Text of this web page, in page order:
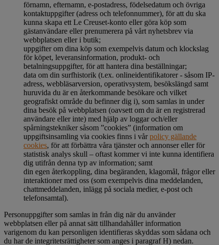
förnamn, efternamn, e-postadress, födelsedatum och övriga
kontaktuppgifter (adress och telefonnummer), för att du ska
kunna skapa ett Le Creuset-konto eller göra köp som
gästanvändare eller prenumerera på vårt nyhetsbrev via
webbplatsen eller i butik;
uppgifter om dina köp som exempelvis datum och klockslag
för köpet, leveransinformation, produkt- och
betalningsuppgifter, för att hantera dina beställningar;
data om din surfhistorik (t.ex. onlineidentifikatorer - såsom IP-
adress, webbläsarversion, operativsystem, besökslängd samt
huruvida du är en återkommande besökare och vilket
geografiskt område du befinner dig i), som samlas in under
dina besök på webbplatsen (oavsett om du är en registrerad
användare eller inte) med hjälp av loggar och/eller
spårningstekniker såsom ”cookies” (information om
uppgiftsinsamling via cookies finns i vårpolicy gällande
cookies, för att förbättra våra tjänster och annonser eller för
statistisk analys skull – oftast kommer vi inte kunna identifiera
dig utifrån denna typ av information; samt
din egen återkoppling, dina begäranden, klagomål, frågor eller
interaktioner med oss (som exempelvis dina meddelanden,
chattmeddelanden, inlägg på sociala medier, e-post och
telefonsamtal).
Personuppgifter som samlas in från dig när du använder
webbplatsen eller på annat sätt tillhandahåller information
varigenom du kan personligen identifieras skyddas som sådana och
du har de integritetsrättigheter som anges i paragraf H) nedan.